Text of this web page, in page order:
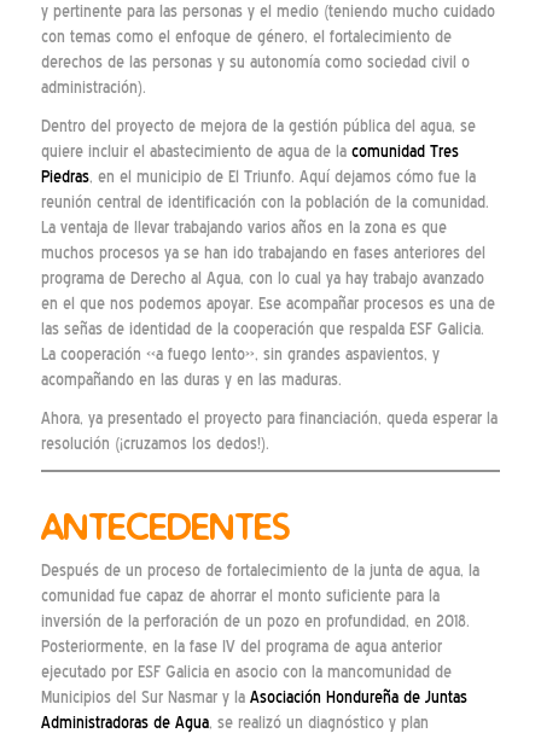
y pertinente para las personas y el medio (teniendo mucho cuidado
con temas como el enfoque de género, el fortalecimiento de
derechos de las personas y su autonomía como sociedad civil o
administración).
Dentro del proyecto de mejora de la gestión pública del agua, se
quiere incluir el abastecimiento de agua de la comunidad Tres
Piedras, en el municipio de El Triunfo. Aquí dejamos cómo fue la
reunión central de identificación con la población de la comunidad.
La ventaja de llevar trabajando varios años en la zona es que
muchos procesos ya se han ido trabajando en fases anteriores del
programa de Derecho al Agua, con lo cual ya hay trabajo avanzado
en el que nos podemos apoyar. Ese acompañar procesos es una de
las señas de identidad de la cooperación que respalda ESF Galicia.
La cooperación «a fuego lento», sin grandes aspavientos, y
acompañando en las duras y en las maduras.
Ahora, ya presentado el proyecto para financiación, queda esperar la
resolución (¡cruzamos los dedos!).
ANTECEDENTES
Después de un proceso de fortalecimiento de la junta de agua, la
comunidad fue capaz de ahorrar el monto suficiente para la
inversión de la perforación de un pozo en profundidad, en 2018.
Posteriormente, en la fase IV del programa de agua anterior
ejecutado por ESF Galicia en asocio con la mancomunidad de
Municipios del Sur Nasmar y la Asociación Hondureña de Juntas
Administradoras de Agua, se realizó un diagnóstico y plan